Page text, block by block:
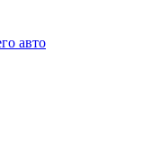
авто